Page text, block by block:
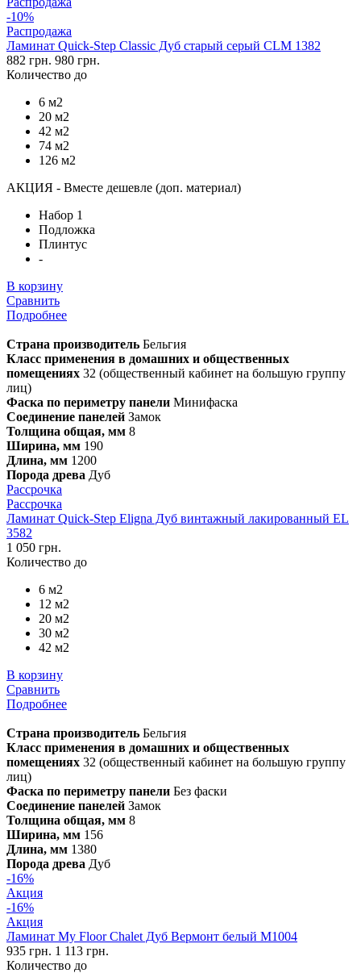
-10%
Распродажа
Ламинат Quick-Step Classic Дуб старый серый CLM 1382
882 грн. 980 грн.
Количество до
6 м2
20 м2
42 м2
74 м2
126 м2
АКЦИЯ - Вместе дешевле (доп. материал)
Набор 1
Подложка
Плинтус
-
В корзину
Сравнить
Подробнее
Страна производитель Бельгия
Класс применения в домашних и общественных
помещениях 32 (общественный кабинет на большую группу
лиц)
Фаска по периметру панели Минифаска
Соединение панелей Замок
Толщина общая, мм 8
Ширина, мм 190
Длина, мм 1200
Порода древа Дуб
Рассрочка
Рассрочка
Ламинат Quick-Step Eligna Дуб винтажный лакированный EL
3582
1 050 грн.
Количество до
6 м2
12 м2
20 м2
30 м2
42 м2
В корзину
Сравнить
Подробнее
Страна производитель Бельгия
Класс применения в домашних и общественных
помещениях 32 (общественный кабинет на большую группу
лиц)
Фаска по периметру панели Без фаски
Соединение панелей Замок
Толщина общая, мм 8
Ширина, мм 156
Длина, мм 1380
Порода древа Дуб
-16%
Акция
-16%
Акция
Ламинат My Floor Chalet Дуб Вермонт белый M1004
935 грн. 1 113 грн.
Количество до